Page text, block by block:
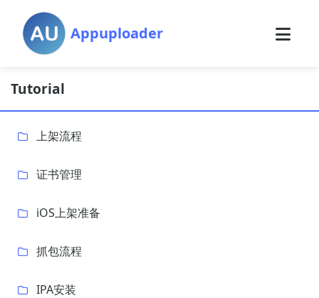
Appuploader
Tutorial
上架流程
证书管理
iOS上架准备
抓包流程
IPA安装